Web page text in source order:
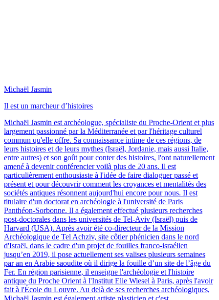
Michaël Jasmin
Il est un marcheur d’histoires
Michaël Jasmin est archéologue, spécialiste du Proche-Orient et plus
largement passionné par la Méditerranée et par l'héritage culturel
commun qu'elle offre. Sa connaissance intime de ces régions, de
leurs histoires et de leurs mythes (Israël, Jordanie, mais aussi Italie,
entre autres) et son goût pour conter des histoires, l'ont naturellement
amené à devenir conférencier voilà plus de 20 ans. Il est
particulièrement enthousiaste à l'idée de faire dialoguer passé et
présent et pour découvrir comment les croyances et mentalités des
sociétés antiques résonnent aujourd'hui encore pour nous. Il est
titulaire d'un doctorat en archéologie à l'université de Paris
Panthéon-Sorbonne. Il a également effectué plusieurs recherches
post-doctorales dans les universités de Tel-Aviv (Israël) puis de
Harvard (USA). Après avoir été co-directeur de la Mission
Archéologique de Tel Achziv, site côtier phénicien dans le nord
d'Israël, dans le cadre d'un projet de fouilles franco-israélien
jusqu’en 2019, il pose actuellement ses valises plusieurs semaines
par an en Arabie saoudite où il dirige la fouille d’un site de l’âge du
Fer. En région parisienne, il enseigne l'archéologie et l'histoire
antique du Proche Orient à l'Institut Elie Wiesel à Paris, après l'avoir
fait à l'École du Louvre. Au delà de ses recherches archéologiques,